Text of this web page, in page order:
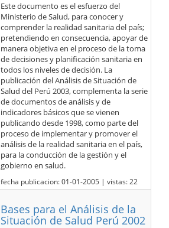
Este documento es el esfuerzo del
Ministerio de Salud, para conocer y
comprender la realidad sanitaria del país;
pretendiendo en consecuencia, apoyar de
manera objetiva en el proceso de la toma
de decisiones y planificación sanitaria en
todos los niveles de decisión. La
publicación del Análisis de Situación de
Salud del Perú 2003, complementa la serie
de documentos de análisis y de
indicadores básicos que se vienen
publicando desde 1998, como parte del
proceso de implementar y promover el
análisis de la realidad sanitaria en el país,
para la conducción de la gestión y el
gobierno en salud.
fecha publicacion: 01-01-2005 | vistas: 22
Bases para el Análisis de la
Situación de Salud Perú 2002